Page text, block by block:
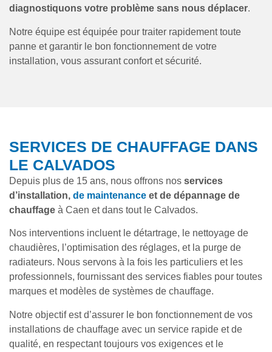
diagnostiquons votre problème sans nous déplacer.
Notre équipe est équipée pour traiter rapidement toute
panne et garantir le bon fonctionnement de votre
installation, vous assurant confort et sécurité.
SERVICES DE CHAUFFAGE DANS
LE CALVADOS
Depuis plus de 15 ans, nous offrons nos services
d’installation, de maintenance et de dépannage de
chauffage à Caen et dans tout le Calvados.
Nos interventions incluent le détartrage, le nettoyage de
chaudières, l’optimisation des réglages, et la purge de
radiateurs. Nous servons à la fois les particuliers et les
professionnels, fournissant des services fiables pour toutes
marques et modèles de systèmes de chauffage.
Notre objectif est d’assurer le bon fonctionnement de vos
installations de chauffage avec un service rapide et de
qualité, en respectant toujours vos exigences et le